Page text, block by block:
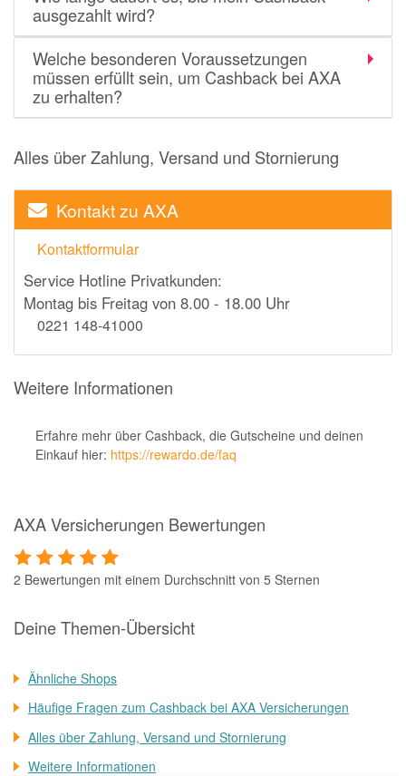
GALERIA
vidaXL
bonprix
CHECK24
tink
heine
Ankerkraut
Alle Shops anzeigen
ausgezahlt wird?
Welche besonderen Voraussetzungen
müssen erfüllt sein, um Cashback bei AXA
zu erhalten?
Alles über Zahlung, Versand und Stornierung
Kontakt zu AXA
Kontaktformular
Service Hotline Privatkunden:
Montag bis Freitag von 8.00 - 18.00 Uhr
0221 148-41000
Weitere Informationen
Erfahre mehr über Cashback, die Gutscheine und deinen
Einkauf hier: https://rewardo.de/faq
AXA Versicherungen Bewertungen
2 Bewertungen mit einem Durchschnitt von 5 Sternen
Deine Themen-Übersicht
Ähnliche Shops
Häufige Fragen zum Cashback bei AXA Versicherungen
Alles über Zahlung, Versand und Stornierung
Weitere Informationen